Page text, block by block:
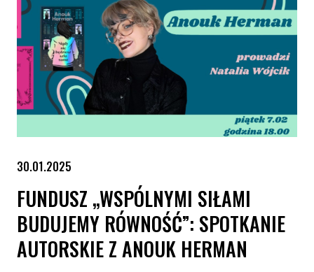
30.01.2025
FUNDUSZ „WSPÓLNYMI SIŁAMI
BUDUJEMY RÓWNOŚĆ”: SPOTKANIE
AUTORSKIE Z ANOUK HERMAN